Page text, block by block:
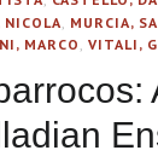
MURCIA,
MARCO VITALI,